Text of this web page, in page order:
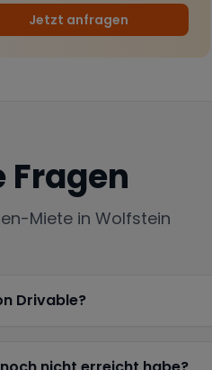
Jetzt anfragen
Miete in Wolfstein
Drivable?